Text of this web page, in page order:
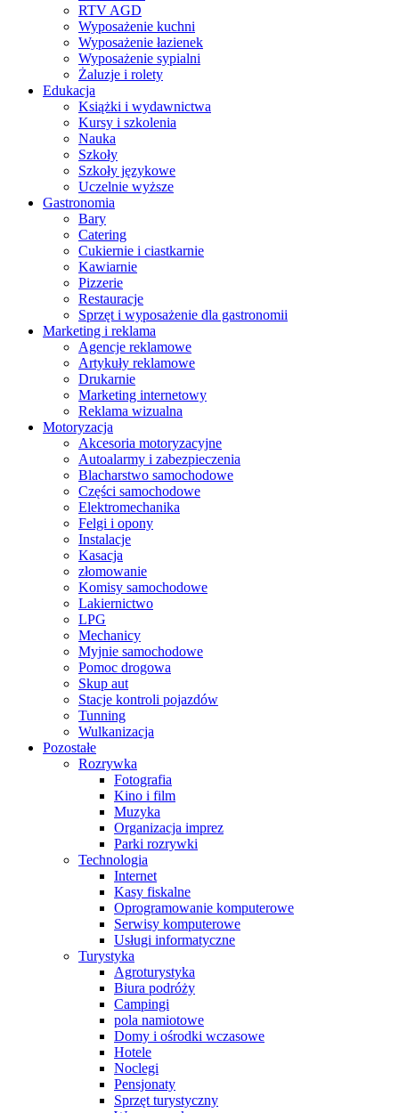
RTV AGD
Wyposażenie kuchni
Wyposażenie łazienek
Wyposażenie sypialni
Żaluzje i rolety
Edukacja
Książki i wydawnictwa
Kursy i szkolenia
Nauka
Szkoły
Szkoły językowe
Uczelnie wyższe
Gastronomia
Bary
Catering
Cukiernie i ciastkarnie
Kawiarnie
Pizzerie
Restauracje
Sprzęt i wyposażenie dla gastronomii
Marketing i reklama
Agencje reklamowe
Artykuły reklamowe
Drukarnie
Marketing internetowy
Reklama wizualna
Motoryzacja
Akcesoria motoryzacyjne
Autoalarmy i zabezpieczenia
Blacharstwo samochodowe
Części samochodowe
Elektromechanika
Felgi i opony
Instalacje
Kasacja
złomowanie
Komisy samochodowe
Lakiernictwo
LPG
Mechanicy
Myjnie samochodowe
Pomoc drogowa
Skup aut
Stacje kontroli pojazdów
Tunning
Wulkanizacja
Pozostałe
Rozrywka
Fotografia
Kino i film
Muzyka
Organizacja imprez
Parki rozrywki
Technologia
Internet
Kasy fiskalne
Oprogramowanie komputerowe
Serwisy komputerowe
Usługi informatyczne
Turystyka
Agroturystyka
Biura podróży
Campingi
pola namiotowe
Domy i ośrodki wczasowe
Hotele
Noclegi
Pensjonaty
Sprzęt turystyczny